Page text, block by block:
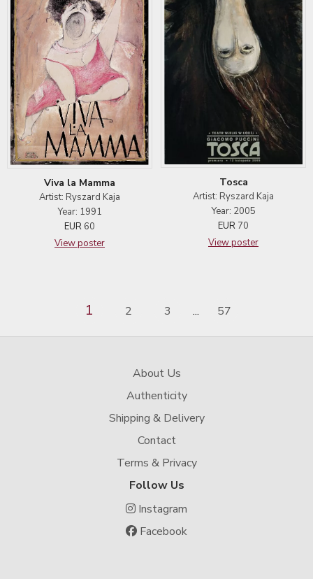
Viva la Mamma
Artist: Ryszard Kaja
Year: 1991
EUR 60
View poster
Tosca
Artist: Ryszard Kaja
Year: 2005
EUR 70
View poster
1 2 3 ... 57
About Us
Authenticity
Shipping & Delivery
Contact
Terms & Privacy
Follow Us
Instagram
Facebook